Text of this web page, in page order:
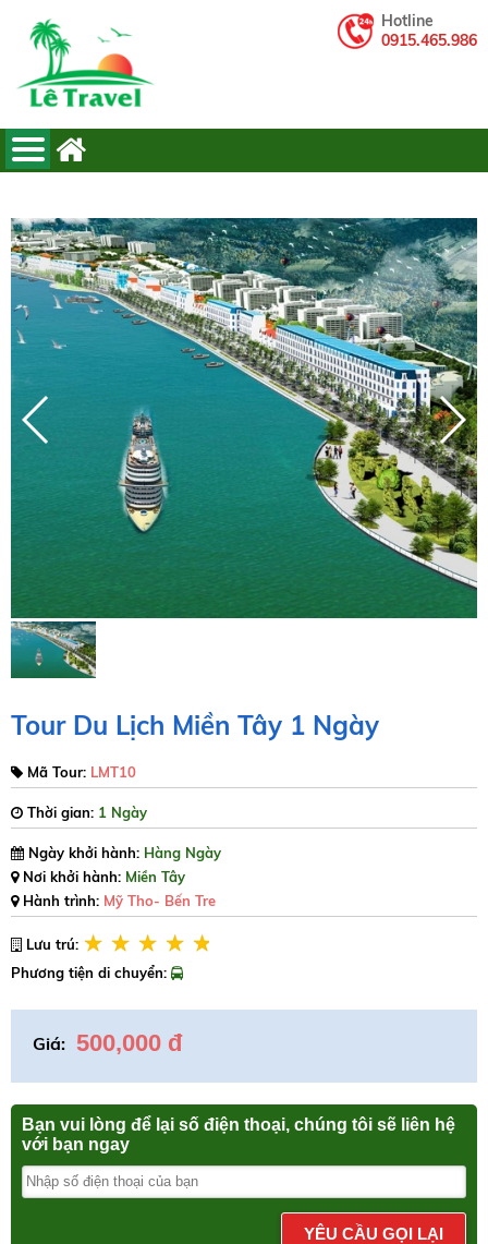
Hotline
0915.465.986
Tour Du Lịch Miền Tây 1 Ngày
Mã Tour: LMT10
Thời gian: 1 Ngày
Ngày khởi hành: Hàng Ngày
Nơi khởi hành: Miền Tây
Hành trình: Mỹ Tho- Bến Tre
Lưu trú:
Phương tiện di chuyển:
Giá: 500,000 đ
Bạn vui lòng để lại số điện thoại, chúng tôi sẽ liên hệ
với bạn ngay
YÊU CẦU GỌI LẠI